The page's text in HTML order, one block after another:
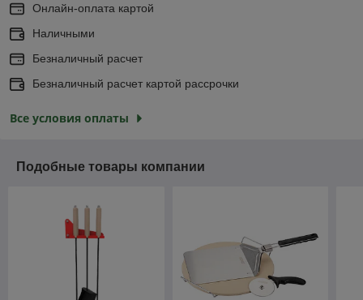
Онлайн-оплата картой
Наличными
Безналичный расчет
Безналичный расчет картой рассрочки
Все условия оплаты
Подобные товары компании